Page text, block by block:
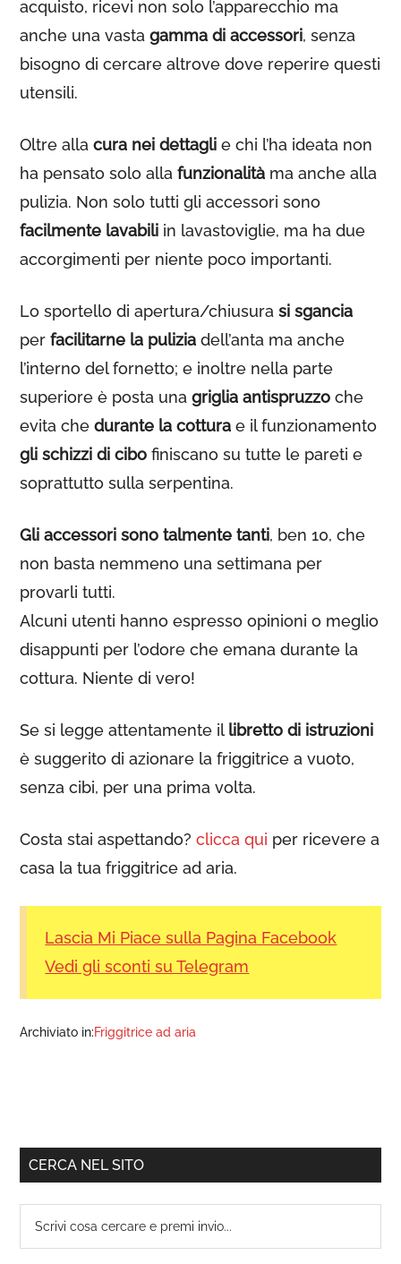
acquisto, ricevi non solo l’apparecchio ma
anche una vastagamma di accessori, senza
bisogno di cercare altrove dove reperire questi
utensili.
Oltre alla cura nei dettagli e chi l’ha ideata non
ha pensato solo allafunzionalità ma anche alla
pulizia. Non solo tutti gli accessori sono
facilmente lavabili in lavastoviglie, ma ha due
accorgimenti per niente poco importanti.
Lo sportello di apertura/chiusurasi sgancia
perfacilitarne la pulizia dell’anta ma anche
l’interno del fornetto; e inoltre nella parte
superiore è posta unagriglia antispruzzo che
evita chedurante la cottura e il funzionamento
gli schizzi di cibo finiscano su tutte le pareti e
soprattutto sulla serpentina.
Gli accessori sono talmente tanti, ben 10, che
non basta nemmeno una settimana per
provarli tutti.
Alcuni utenti hanno espresso opinioni o meglio
disappunti per l’odore che emana durante la
cottura. Niente di vero!
Se si legge attentamente il libretto di istruzioni
è suggerito di azionare la friggitrice a vuoto,
senza cibi, per una prima volta.
Costa stai aspettando?clicca qui per ricevere a
casa la tua friggitrice ad aria.
Lascia Mi Piace sulla Pagina Facebook
Vedi gli sconti su Telegram
Archiviato in:Friggitrice ad aria
Barra
laterale
primaria
CERCA NEL SITO
Scrivi
cosa